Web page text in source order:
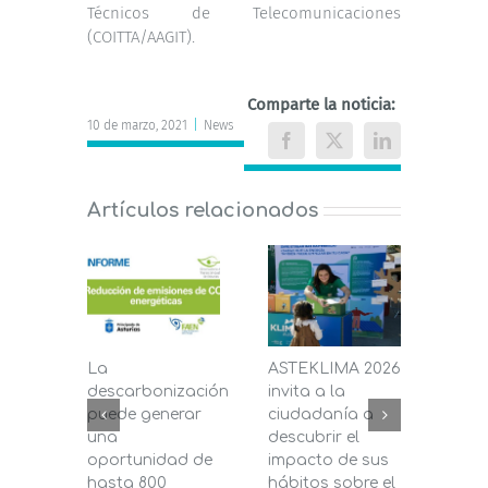
Técnicos de Telecomunicaciones
(COITTA/AAGIT).
10 de marzo, 2021 News
Comparte la noticia:
Facebook
X LinkedIn
Artículos relacionados
La
descarbonización
puede generar
una
oportunidad de
hasta 800
ASTEKLIMA 2026
invita a la
ciudadanía a
descubrir el
impacto de sus
hábitos sobre el